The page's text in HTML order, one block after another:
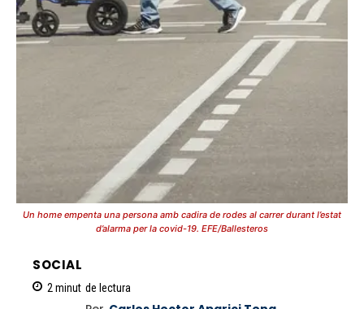
Un home empenta una persona amb cadira de rodes al carrer durant l’estat
d’alarma per la covid-19. EFE/Ballesteros
SOCIAL
2 minut de lectura